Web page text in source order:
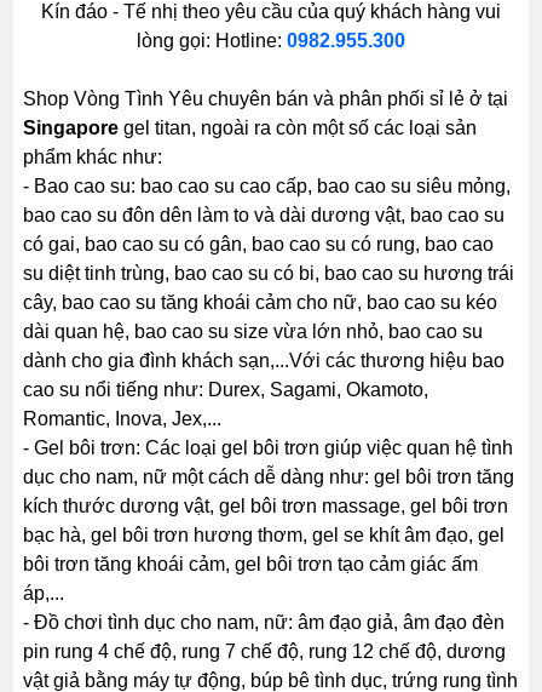
Kín đáo - Tế nhị theo yêu cầu của quý khách hàng vui
lòng gọi: Hotline: 0982.955.300
Shop Vòng Tình Yêu chuyên bán và phân phối sỉ lẻ ở tại
Singapore gel titan, ngoài ra còn một số các loại sản
phẩm khác như:
- Bao cao su: bao cao su cao cấp, bao cao su siêu mỏng,
bao cao su đôn dên làm to và dài dương vật, bao cao su
có gai, bao cao su có gân, bao cao su có rung, bao cao
su diệt tinh trùng, bao cao su có bi, bao cao su hương trái
cây, bao cao su tăng khoái cảm cho nữ, bao cao su kéo
dài quan hệ, bao cao su size vừa lớn nhỏ, bao cao su
dành cho gia đình khách sạn,...Với các thương hiệu bao
cao su nổi tiếng như: Durex, Sagami, Okamoto,
Romantic, Inova, Jex,...
- Gel bôi trơn: Các loại gel bôi trơn giúp việc quan hệ tình
dục cho nam, nữ một cách dễ dàng như: gel bôi trơn tăng
kích thước dương vật, gel bôi trơn massage, gel bôi trơn
bạc hà, gel bôi trơn hương thơm, gel se khít âm đạo, gel
bôi trơn tăng khoái cảm, gel bôi trơn tạo cảm giác ấm
áp,...
- Đồ chơi tình dục cho nam, nữ: âm đạo giả, âm đạo đèn
pin rung 4 chế độ, rung 7 chế độ, rung 12 chế độ, dương
vật giả bằng máy tự động, búp bê tình dục, trứng rung tình